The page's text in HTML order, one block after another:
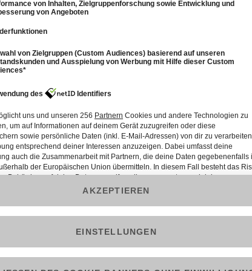
6
2: Niels-Peter Jensen als Krabbenfischer
45 Min. Folge vom 06.11.2019